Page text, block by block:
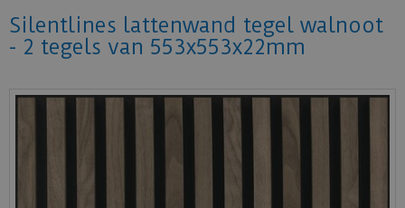
Silentlines lattenwand tegel walnoot
- 2 tegels van 553x553x22mm